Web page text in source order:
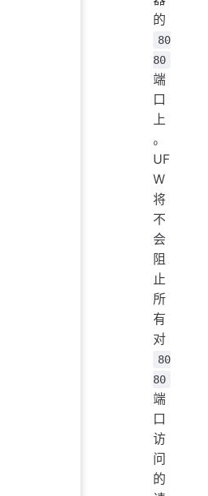
的
80
80
端
口
上
。
UF
W
将
不
会
阻
止
所
有
对
80
80
端
口
访
问
的